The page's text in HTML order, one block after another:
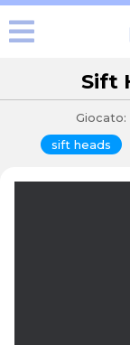
Sift
Giocato:
sift heads